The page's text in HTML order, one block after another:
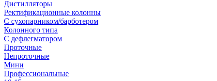
Дистилляторы
Ректификационные колонны
С сухопарником/барботером
Колонного типа
С дефлегматором
Проточные
Непроточные
Мини
Профессиональные